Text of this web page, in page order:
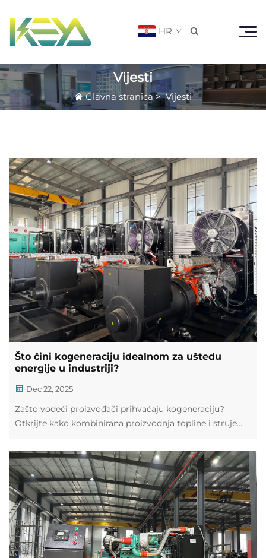
HR 
Vijesti
Glavna stranica>Vijesti
Što čini kogeneraciju idealnom za uštedu
energije u industriji?
Dec 22, 2025
Zašto vodeći proizvođači prihvaćaju kogeneraciju?
Otkrijte kako kombinirana proizvodnja topline i struje
održivost. Preuzmite potpuni vodič.